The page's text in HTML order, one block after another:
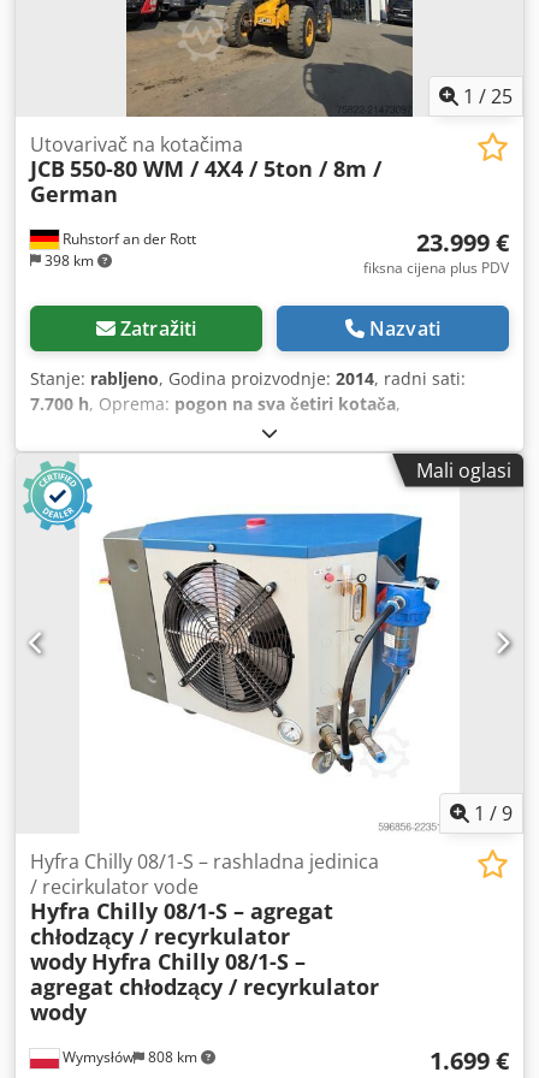
1 /25
Ruhstorf an der Rott
398 km
Utovarivač na kotačima
JCB 550-80 WM / 4X4 / 5ton / 8m /
German
23.999 €
fiksna cijena plus PDV
Zatražiti Nazvati
Stanje: rabljeno, Godina proizvodnje: 2014, radni sati:
7.700 h, Oprema: pogon na sva četiri kotača,
Mali oglasi
1 /9
Wymysłów 808 km
Hyfra Chilly 08/1-S – rashladna jedinica
/ recirkulator vode
Hyfra Chilly 08/1-S – agregat
chłodzący / recyrkulator
wody Hyfra Chilly 08/1-S –
agregat chłodzący / recyrkulator
wody
1.699 €